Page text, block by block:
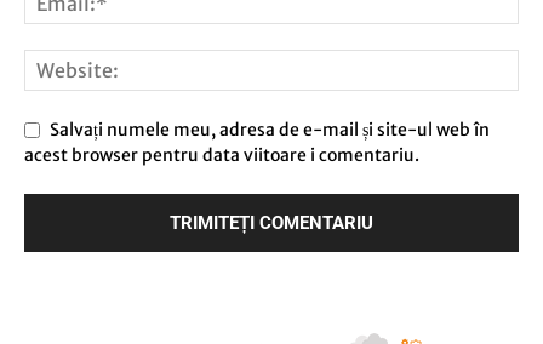
Salvați numele meu, adresa de e-mail și site-ul web în
acest browser pentru data viitoare i comentariu.